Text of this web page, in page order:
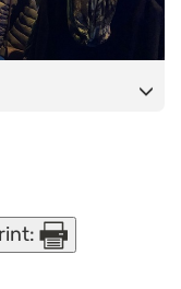
er til stede på